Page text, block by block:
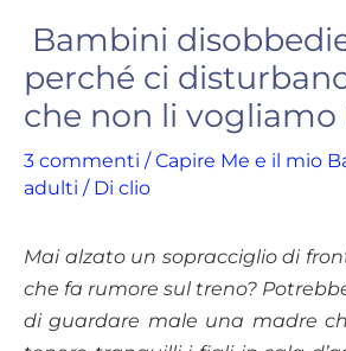
Bambini
perché ci
che non li vogliamo
3 commenti /Capire Me e il mio
adulti / Di clio
Mai alzato un sopracciglio di
che fa rumore sul treno?
di guardare male una madre